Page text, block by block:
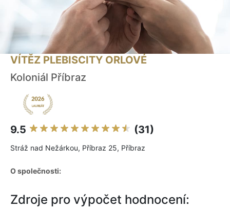
VÍTĚZ PLEBISCITY ORLOVÉ
Koloniál Příbraz
9.5 (31)
Stráž nad Nežárkou, Příbraz 25, Příbraz
O společnosti:
Zdroje pro výpočet hodnocení: